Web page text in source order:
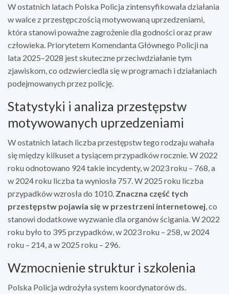
W ostatnich latach Polska Policja zintensyfikowała działania
w walce z przestępczością motywowaną uprzedzeniami,
która stanowi poważne zagrożenie dla godności oraz praw
człowieka. Priorytetem Komendanta Głównego Policji na
lata 2025–2028 jest skuteczne przeciwdziałanie tym
zjawiskom, co odzwierciedla się w programach i działaniach
podejmowanych przez policję.
Statystyki i analiza przestępstw
motywowanych uprzedzeniami
W ostatnich latach liczba przestępstw tego rodzaju wahała
się między kilkuset a tysiącem przypadków rocznie. W 2022
roku odnotowano 924 takie incydenty, w 2023 roku – 768, a
w 2024 roku liczba ta wyniosła 757. W 2025 roku liczba
przypadków wzrosła do 1010. Znaczna część tych
przestępstw pojawia się w przestrzeni internetowej , co
stanowi dodatkowe wyzwanie dla organów ścigania. W 2022
roku było to 395 przypadków, w 2023 roku – 258, w 2024
roku – 214, a w 2025 roku – 296.
Wzmocnienie struktur i szkolenia
Polska Policja wdrożyła system koordynatorów ds.